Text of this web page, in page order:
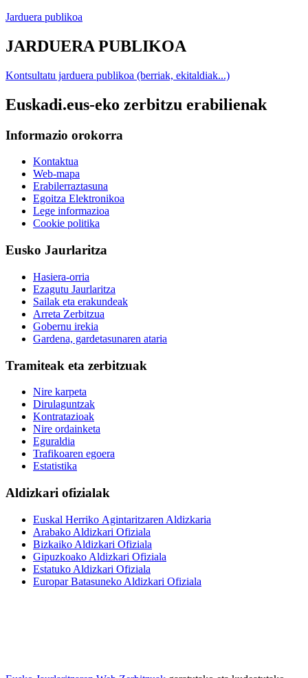
Jarduera publikoa
JARDUERA PUBLIKOA
Kontsultatu jarduera publikoa (berriak, ekitaldiak...)
Euskadi.eus-eko zerbitzu erabilienak
Informazio orokorra
Kontaktua
Web-mapa
Erabilerraztasuna
Egoitza Elektronikoa
Lege informazioa
Cookie politika
Eusko Jaurlaritza
Hasiera-orria
Ezagutu Jaurlaritza
Sailak eta erakundeak
Arreta Zerbitzua
Gobernu irekia
Gardena, gardetasunaren ataria
Tramiteak eta zerbitzuak
Nire karpeta
Dirulaguntzak
Kontratazioak
Nire ordainketa
Eguraldia
Trafikoaren egoera
Estatistika
Aldizkari ofizialak
Euskal Herriko Agintaritzaren Aldizkaria
Arabako Aldizkari Ofiziala
Bizkaiko Aldizkari Ofiziala
Gipuzkoako Aldizkari Ofiziala
Estatuko Aldizkari Ofiziala
Europar Batasuneko Aldizkari Ofiziala